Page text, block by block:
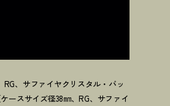
、サファイヤクリスタル・バッ
ースサイズ径38㎜、RG、サファイ